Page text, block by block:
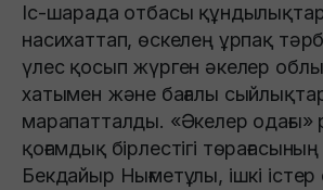
Іс-шарада отбасы
насихаттап, өскелең ұрпақ
үлес қосып жүрген әкелер облыс
хатымен және бағалы
марапатталды. «Әкелер одағы»
қоғамдық бірлестігі
Бекдайыр Нығметұлы, ішкі